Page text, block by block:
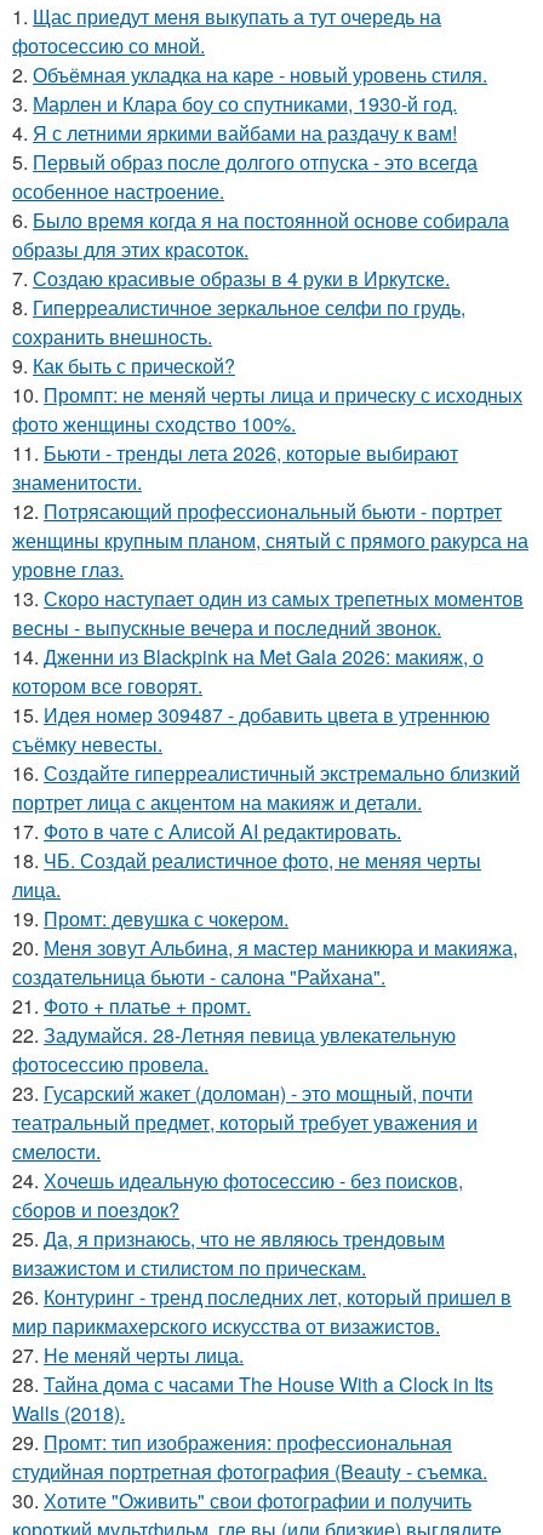
1. Щас приедут меня выкупать а тут очередь на
фотосессию со мной.
2. Объёмная укладка на каре - новый уровень стиля.
3. Марлен и Клара боу со спутниками, 1930-й год.
4. Я с летними яркими вайбами на раздачу к вам!
5. Первый образ после долгого отпуска - это всегда
особенное настроение.
6. Было время когда я на постоянной основе собирала
образы для этих красоток.
7. Создаю красивые образы в 4 руки в Иркутске.
8. Гиперреалистичное зеркальное селфи по грудь,
сохранить внешность.
9. Как быть с прической?
10. Промпт: не меняй черты лица и прическу с исходных
фото женщины сходство 100%.
11. Бьюти - тренды лета 2026, которые выбирают
знаменитости.
12. Потрясающий профессиональный бьюти - портрет
женщины крупным планом, снятый с прямого ракурса на
уровне глаз.
13. Скоро наступает один из самых трепетных моментов
весны - выпускные вечера и последний звонок.
14. Дженни из Blackpink на Met Gala 2026: макияж, о
котором все говорят.
15. Идея номер 309487 - добавить цвета в утреннюю
съёмку невесты.
16. Создайте гиперреалистичный экстремально близкий
портрет лица с акцентом на макияж и детали.
17. Фото в чате с Алисой AI редактировать.
18. ЧБ. Создай реалистичное фото, не меняя черты
лица.
19. Промт: девушка с чокером.
20. Меня зовут Альбина, я мастер маникюра и макияжа,
создательница бьюти - салона "Райхана".
21. Фото + платье + промт.
22. Задумайся. 28-Летняя певица увлекательную
фотосессию провела.
23. Гусарский жакет (доломан) - это мощный, почти
театральный предмет, который требует уважения и
смелости.
24. Хочешь идеальную фотосессию - без поисков,
сборов и поездок?
25. Да, я признаюсь, что не являюсь трендовым
визажистом и стилистом по прическам.
26. Контуринг - тренд последних лет, который пришел в
мир парикмахерского искусства от визажистов.
27. Не меняй черты лица.
28. Тайна дома с часами The House With a Clock in Its
Walls (2018).
29. Промт: тип изображения: профессиональная
студийная портретная фотография (Beauty - съемка.
30. Хотите "Оживить" свои фотографии и получить
короткий мультфильм, где вы (или близкие) выглядите